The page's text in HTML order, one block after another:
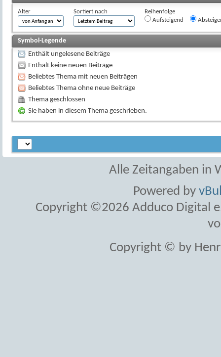
Alter Sortiert nach
Reihenfolge
Aufsteigend
Symbol-Legende
Enthält ungelesene Beiträge
Enthält keine neuen Beiträge
Beliebtes Thema mit neuen Beiträgen
Beliebtes Thema ohne neue Beiträge
Thema geschlossen
Sie haben in diesem Thema geschrieben.
Alle Zeitangaben in
Powered by
Copyright ©2026 Adduco Digital
Copyright © by